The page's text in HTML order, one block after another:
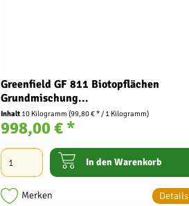
Greenfield GF 811 Biotopflächen
Grundmischung...
Inhalt 10 Kilogramm (99,80 € * / 1 Kilogramm)
998,00 € *
In den Warenkorb
Merken Details